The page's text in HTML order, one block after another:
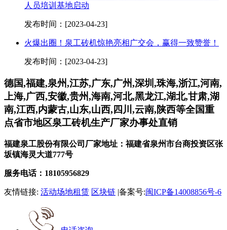
人员培训基地启动
发布时间：[2023-04-23]
火爆出圈！泉工砖机惊艳亮相广交会，赢得一致赞誉！
发布时间：[2023-04-23]
德国,福建,泉州,江苏,广东,广州,深圳,珠海,浙江,河南,
上海,广西,安徽,贵州,海南,河北,黑龙江,湖北,甘肃,湖
南,江西,内蒙古,山东,山西,四川,云南,陕西等全国重
点省市地区泉工砖机生产厂家办事处直销
福建泉工股份有限公司厂家地址：福建省泉州市台商投资区张
坂镇海灵大道777号
服务电话：18105956829
友情链接: 活动场地租赁 区块链 |备案号:闽ICP备14008856号-6